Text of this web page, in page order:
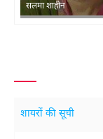
सलमा शाहीन
शायरों की सूची